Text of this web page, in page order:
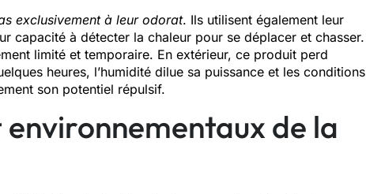
exclusivement à leur odorat. Ils utilisent également leur
capacité à détecter la chaleur pour se déplacer et chasser.
limité et temporaire. En extérieur, ce produit perd
heures, l’humidité dilue sa puissance et les conditions
son potentiel répulsif.
de la